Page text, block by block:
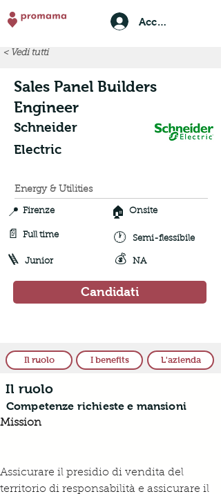
Accedi
< Vedi tutti
Schneider
Electric
Sales Panel Builders
Engineer
Energy & Utilities
📍 Firenze 🏠 Onsite
📄 Full time 🕐 Semi-flessibile
🪜 Junior 💰 NA
Candidati
Il ruolo I benefits L'azienda
Il ruolo
Competenze richieste e mansioni
Mission
Assicurare il presidio di vendita del
territorio di responsabilità e assicurare il